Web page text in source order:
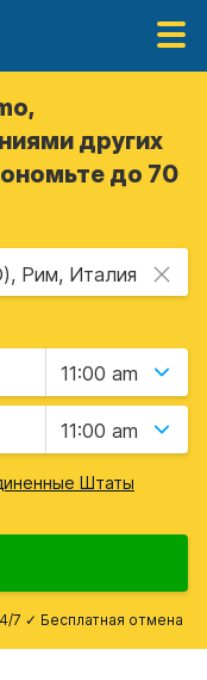
других
до 70
Рим, Италия
11:00 am
11:00 am
Штаты
7 ✓ Бесплатная отмена